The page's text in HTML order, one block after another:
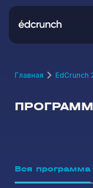
Главная EdCrunch
Вся программа